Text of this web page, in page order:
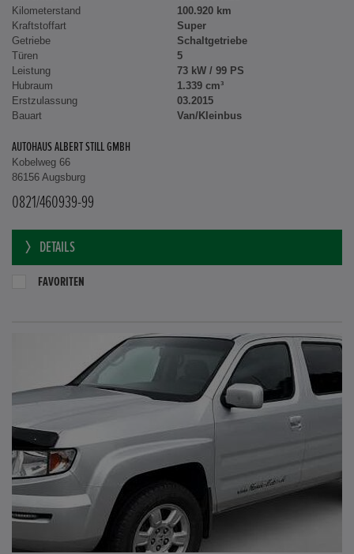
Kilometerstand
100.920 km
Kraftstoffart
Super
Getriebe
Schaltgetriebe
Türen
5
Leistung
73 kW / 99 PS
Hubraum
1.339 cm³
Erstzulassung
03.2015
Bauart
Van/Kleinbus
AUTOHAUS ALBERT STILL GMBH
Kobelweg 66
86156 Augsburg
0821/460939-99
DETAILS
FAVORITEN